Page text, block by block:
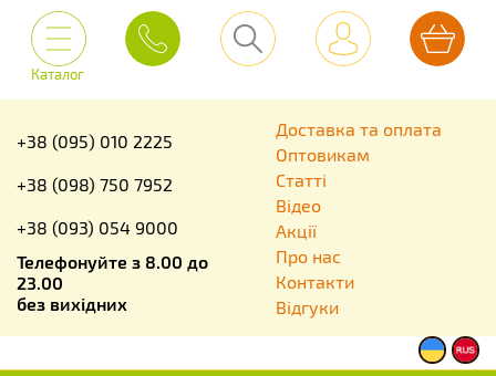
Каталог
+38 (095) 010 2225
+38 (098) 750 7952
+38 (093) 054 9000
Телефонуйте з 8.00 до
23.00
без вихідних
Доставка та оплата
Оптовикам
Статті
Відео
Акції
Про нас
Контакти
Відгуки